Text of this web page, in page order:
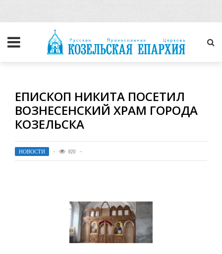
ЕПИСКОП НИКИТА ПОСЕТИЛ
ВОЗНЕСЕНСКИЙ ХРАМ ГОРОДА
КОЗЕЛЬСКА
НОВОСТИ 920